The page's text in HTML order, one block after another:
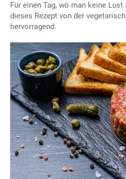
Für einen Tag, wo man keine
dieses Rezept von der
hervorragend.